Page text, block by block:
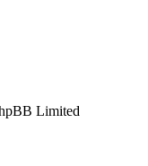
Limited